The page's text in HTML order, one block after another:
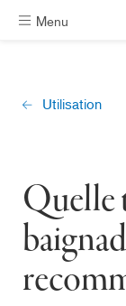
Menu
Utilisation
Quelle